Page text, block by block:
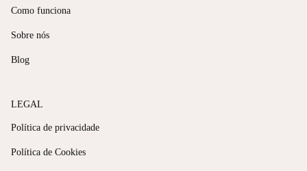
Como funciona
Sobre nós
Blog
LEGAL
Política de privacidade
Política de Cookies